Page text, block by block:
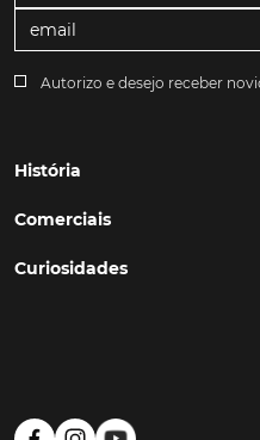
Autorizo e desejo receber
História
Comerciais
Curiosidades